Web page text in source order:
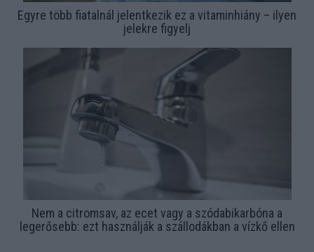
Egyre több fiatalnál jelentkezik ez a vitaminhiány – ilyen
jelekre figyelj
Nem a citromsav, az ecet vagy a szódabikarbóna a
legerősebb: ezt használják a szállodákban a vízkő ellen